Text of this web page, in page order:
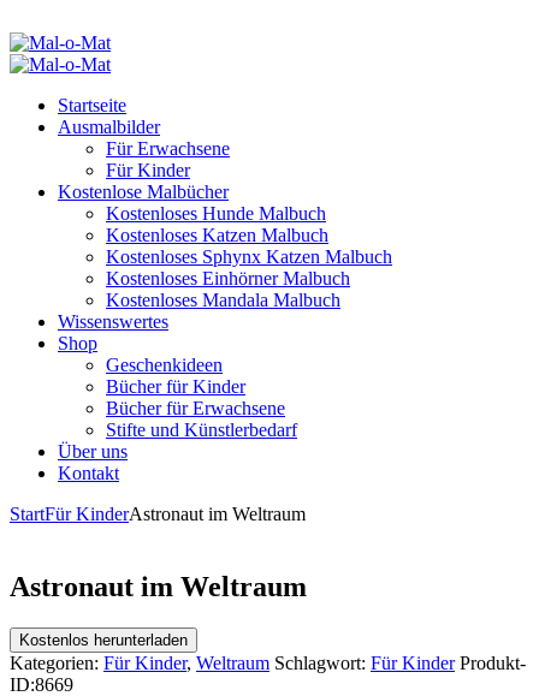
Startseite
Ausmalbilder
Für Erwachsene
Für Kinder
Kostenlose Malbücher
Kostenloses Hunde Malbuch
Kostenloses Katzen Malbuch
Kostenloses Sphynx Katzen Malbuch
Kostenloses Einhörner Malbuch
Kostenloses Mandala Malbuch
Wissenswertes
Shop
Geschenkideen
Bücher für Kinder
Bücher für Erwachsene
Stifte und Künstlerbedarf
Über uns
Kontakt
StartFür KinderAstronaut im Weltraum
Astronaut im Weltraum
Kostenlos herunterladen
Kategorien: Für Kinder, Weltraum Schlagwort: Für Kinder Produkt-
ID:8669